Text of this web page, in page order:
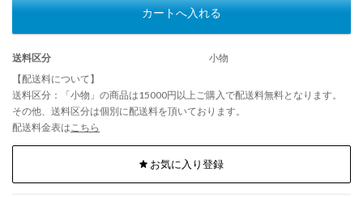
カートへ入れる
送料区分
小物
【配送料について】
送料区分：「小物」の商品は15000円以上ご購入で配送料無料となります。
その他、送料区分は個別に配送料を頂いております。
配送料金表は こちら
お気に入り登録